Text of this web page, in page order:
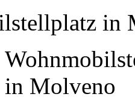
in
in Molveno